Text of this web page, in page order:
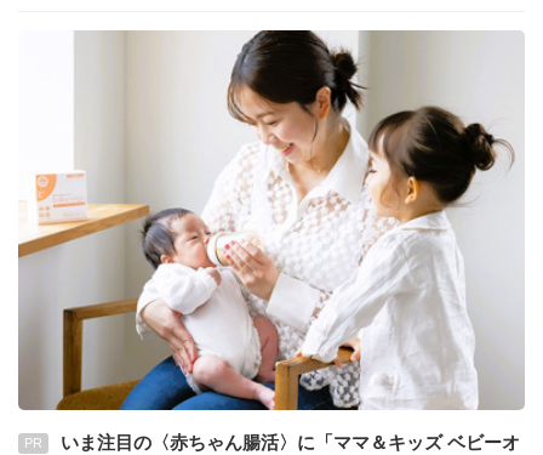
PR
いま注目の〈赤ちゃん腸活〉に「ママ＆キッズ ベビーオ